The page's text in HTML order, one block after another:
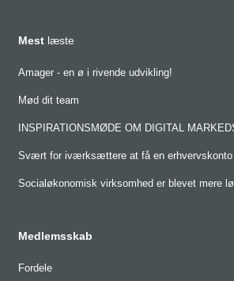
Mest læste
Amager - en ø i rivende udvikling!
Mød dit team
INSPIRATIONSMØDE OM DIGITAL
Svært for iværksættere at få en erhvervskonto
Socialøkonomisk virksomhed er blevet mere
Medlemsskab
Fordele